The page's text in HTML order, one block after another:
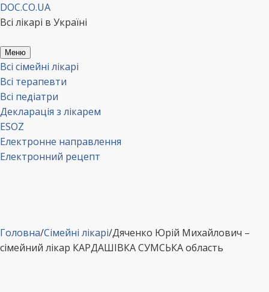
Перейти
до
DOC.CO.UA
Всі лікарі в Україні
Меню
Всі сімейні лікарі
Всі терапевти
Всі педіатри
Декларація з лікарем
ESOZ
Електронне направлення
Електронний рецепт
Головна/Сімейні лікарі/Дяченко Юрій Михайлович –
сімейний лікар КАРДАШІВКА СУМСЬКА область